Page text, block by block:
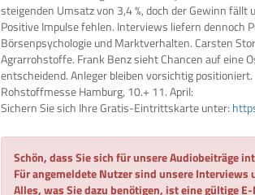
steigenden Umsatz von 3,4 %, doch der Gewinn
Positive Impulse fehlen. Interviews liefern dennoch
Börsenpsychologie und Marktverhalten. Carsten
Agrarrohstoffe. Frank Benz sieht Chancen auf eine
entscheidend. Anleger bleiben vorsichtig positioniert.
Rohstoffmesse Hamburg, 10.+ 11. April:
Sichern Sie sich Ihre Gratis-Eintrittskarte unter:
Schön, dass Sie sich für unsere Audiobeiträge
Für angemeldete Nutzer sind unsere Interviews
Alles, was Sie dazu benötigen, ist eine gültige